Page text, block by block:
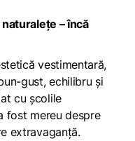
– încă
vestimentară,
gust, echilibru și
cu școlile
fost mereu despre
extravaganță.